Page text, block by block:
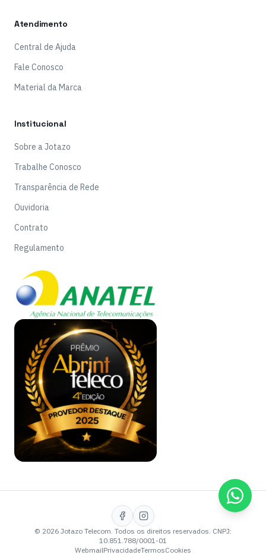
Atendimento
Central de Ajuda
Fale Conosco
Material da Marca
Institucional
Sobre a Jotazo
Trabalhe Conosco
Transparência de Rede
Ouvidoria
Contrato
Regulamento
© 2026 Jotazo Telecom . Todos os direitos reservados. CNPJ:
10.851.788/0001-01
WebmailPrivacidadeTermosCookies
Falar